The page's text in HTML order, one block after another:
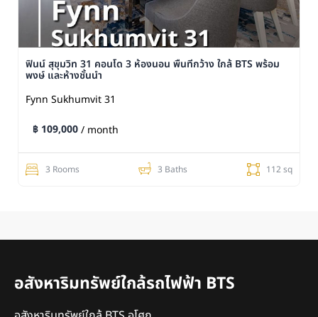
ฟินน์ สุขุมวิท 31 คอนโด 3 ห้องนอน พื้นที่กว้าง ใกล้ BTS พร้อม
พงษ์ และห้างชั้นนำ
Fynn Sukhumvit 31
฿ 109,000/ month
3 Rooms 3 Baths 112 sq
อสังหาริมทรัพย์ใกล้รถไฟฟ้า BTS